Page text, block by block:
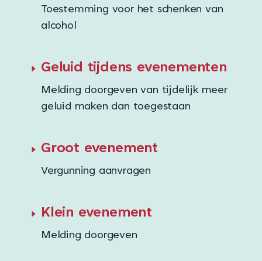
Toestemming voor het schenken van
alcohol
Geluid tijdens evenementen
Melding doorgeven van tijdelijk meer
geluid maken dan toegestaan
Groot evenement
Vergunning aanvragen
Klein evenement
Melding doorgeven